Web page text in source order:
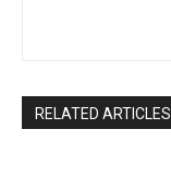
RELATED ARTICLES